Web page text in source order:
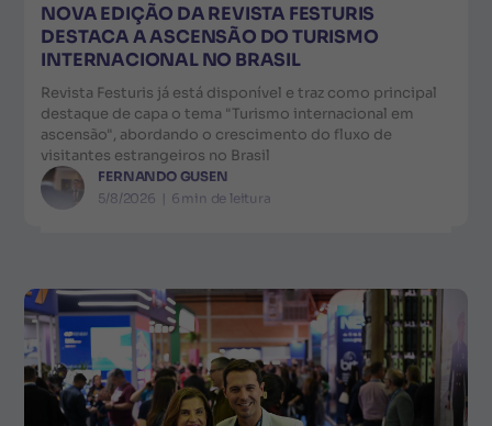
NOVA EDIÇÃO DA REVISTA FESTURIS
DESTACA A ASCENSÃO DO TURISMO
INTERNACIONAL NO BRASIL
Revista Festuris já está disponível e traz como principal
destaque de capa o tema "Turismo internacional em
ascensão", abordando o crescimento do fluxo de
visitantes estrangeiros no Brasil
FERNANDO GUSEN
5/8/2026 | 6 min de leitura